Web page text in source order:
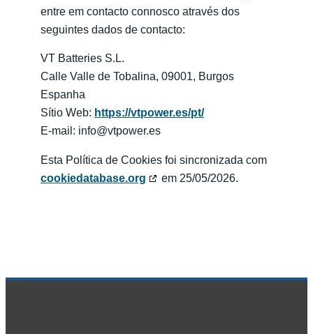
entre em contacto connosco através dos
seguintes dados de contacto:
VT Batteries S.L.
Calle Valle de Tobalina, 09001, Burgos
Espanha
Sítio Web: https://vtpower.es/pt/
E-mail: info@vtpower.es
Esta Política de Cookies foi sincronizada com
cookiedatabase.org
em 25/05/2026.